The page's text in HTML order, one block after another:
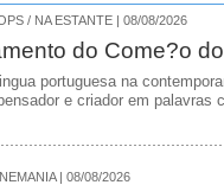
/ NA ESTANTE | 08/08/2026
do Come?o
portuguesa na
e criador em palavras
| 08/08/2026